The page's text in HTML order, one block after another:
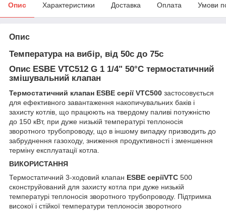
Опис Характеристики Доставка Оплата Умови
Опис
Температура на вибір, від 50с до 75с
Опис ESBE VTC512 G 1 1/4" 50°C термостатичний
змішувальний клапан
Термостатичний клапан ESBE серіїVTC500 застосовується
для ефективного завантаження накопичувальних баків і
захисту котлів, що працюють на твердому паливі потужністю
до 150 кВт, при дуже низькій температурі теплоносія
зворотного трубопроводу, що в іншому випадку призводить до
забруднення газоходу, зниження продуктивності і зменшення
терміну експлуатації котла.
ВИКОРИСТАННЯ
Термостатичний 3-ходовий клапан ESBE серіїVTC 500
сконструйований для захисту котла при дуже низькій
температурі теплоносія зворотного трубопроводу. Підтримка
високої і стійкої температури теплоносія зворотного